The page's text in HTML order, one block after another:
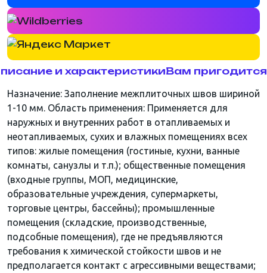
и характеристикиВам пригодится
Назначение: Заполнение межплиточных швов шириной
1-10 мм. Область применения: Применяется для
наружных и внутренних работ в отапливаемых и
неотапливаемых, сухих и влажных помещениях всех
типов: жилые помещения (гостиные, кухни, ванные
комнаты, санузлы и т.п.); общественные помещения
(входные группы, МОП, медицинские,
образовательные учреждения, супермаркеты,
торговые центры, бассейны); промышленные
помещения (складские, производственные,
подсобные помещения), где не предъявляются
требования к химической стойкости швов и не
предполагается контакт с агрессивными веществами;